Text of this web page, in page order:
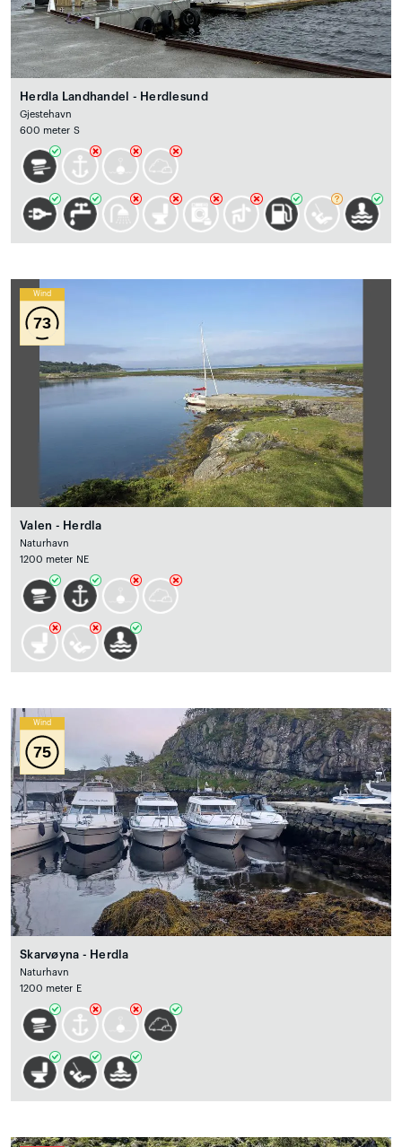
Herdla Landhandel - Herdlesund
Gjestehavn
600 meter S
Wind
73
Valen - Herdla
Naturhavn
1200 meter NE
Wind
75
Skarvøyna - Herdla
Naturhavn
1200 meter E